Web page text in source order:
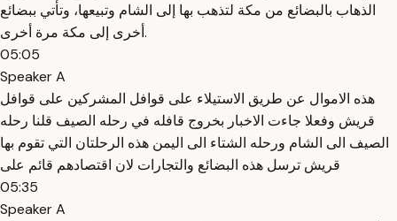
الذهاب بالبضائع من مكة لتذهب بها إلى الشام وتبيعها، وتأتي ببضائع
أخرى إلى مكة مرة أخرى.
05:05
Speaker A
هذه الاموال عن طريق الاستيلاء على قوافل المشركين على قوافل
قريش وفعلا جاءت الاخبار بخروج قافله في رحله الصيف قلنا رحله
الصيف الى الشام ورحله الشتاء الى اليمن هذه الرحلتان التي تقوم بها
قريش ترسل هذه البضائع والتجارات لان اقتصادهم قائم على
05:35
Speaker A